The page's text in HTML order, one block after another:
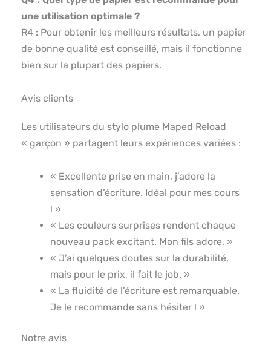
une utilisation optimale ?
R4 : Pour obtenir les meilleurs résultats, un papier
de bonne qualité est conseillé, mais il fonctionne
bien sur la plupart des papiers.
Avis clients
Les utilisateurs du stylo plume Maped Reload
« garçon » partagent leurs expériences variées :
« Excellente prise en main, j’adore la
sensation d’écriture. Idéal pour mes cours
! »
« Les couleurs surprises rendent chaque
nouveau pack excitant. Mon fils adore. »
« J’ai quelques doutes sur la durabilité,
mais pour le prix, il fait le job. »
« La fluidité de l’écriture est remarquable.
Je le recommande sans hésiter ! »
Notre avis